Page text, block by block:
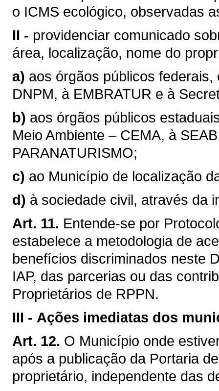
o ICMS ecológico, observadas
II - providenciar comunicado
área, localização, nome do
a) aos órgãos públicos
DNPM, à EMBRATUR e à
b) aos órgãos públicos
Meio Ambiente – CEMA, à
PARANATURISMO;
c) ao Município de localização
d) à sociedade civil, através da
Art. 11. Entende-se por
estabelece a metodologia de
benefícios discriminados neste
IAP, das parcerias ou das
Proprietários de RPPN.
III - Ações imediatas dos
Art. 12. O Município onde
após a publicação da Portaria
proprietário, independente das